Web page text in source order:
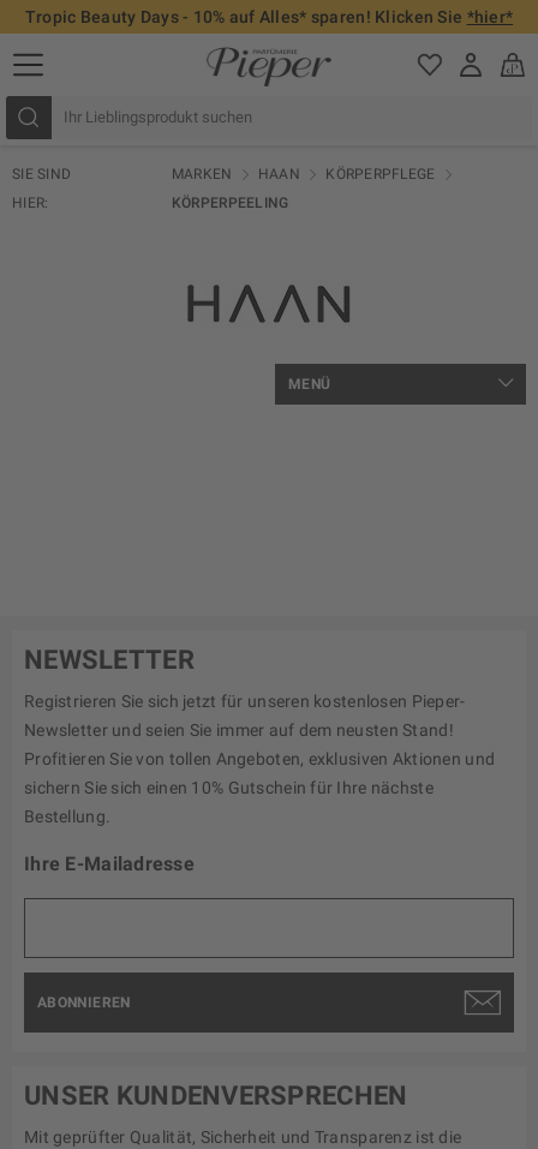
Tropic Beauty Days - 10% auf Alles* sparen! Klicken Sie *hier*
SIE SIND
HIER:
MARKEN HAAN
KÖRPERPFLEGE
KÖRPERPEELING
MENÜ
NEWSLETTER
Registrieren Sie sich jetzt für unseren kostenlosen Pieper-
Newsletter und seien Sie immer auf dem neusten Stand!
Profitieren Sie von tollen Angeboten, exklusiven Aktionen und
sichern Sie sich einen 10% Gutschein für Ihre nächste
Bestellung.
Ihre E-Mailadresse
ABONNIEREN
UNSER KUNDENVERSPRECHEN
Mit geprüfter Qualität, Sicherheit und Transparenz ist die